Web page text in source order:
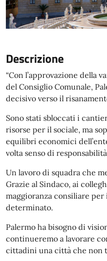
Descrizione
“Con l’approvazione della
del Consiglio Comunale,
decisivo verso il
Sono stati sbloccati i
risorse per il sociale, ma
equilibri economici
volta senso di
Un lavoro di squadra che
Grazie al Sindaco, ai
maggioranza consiliare
determinato.
Palermo ha bisogno di
continueremo a lavorare
cittadini una città che non